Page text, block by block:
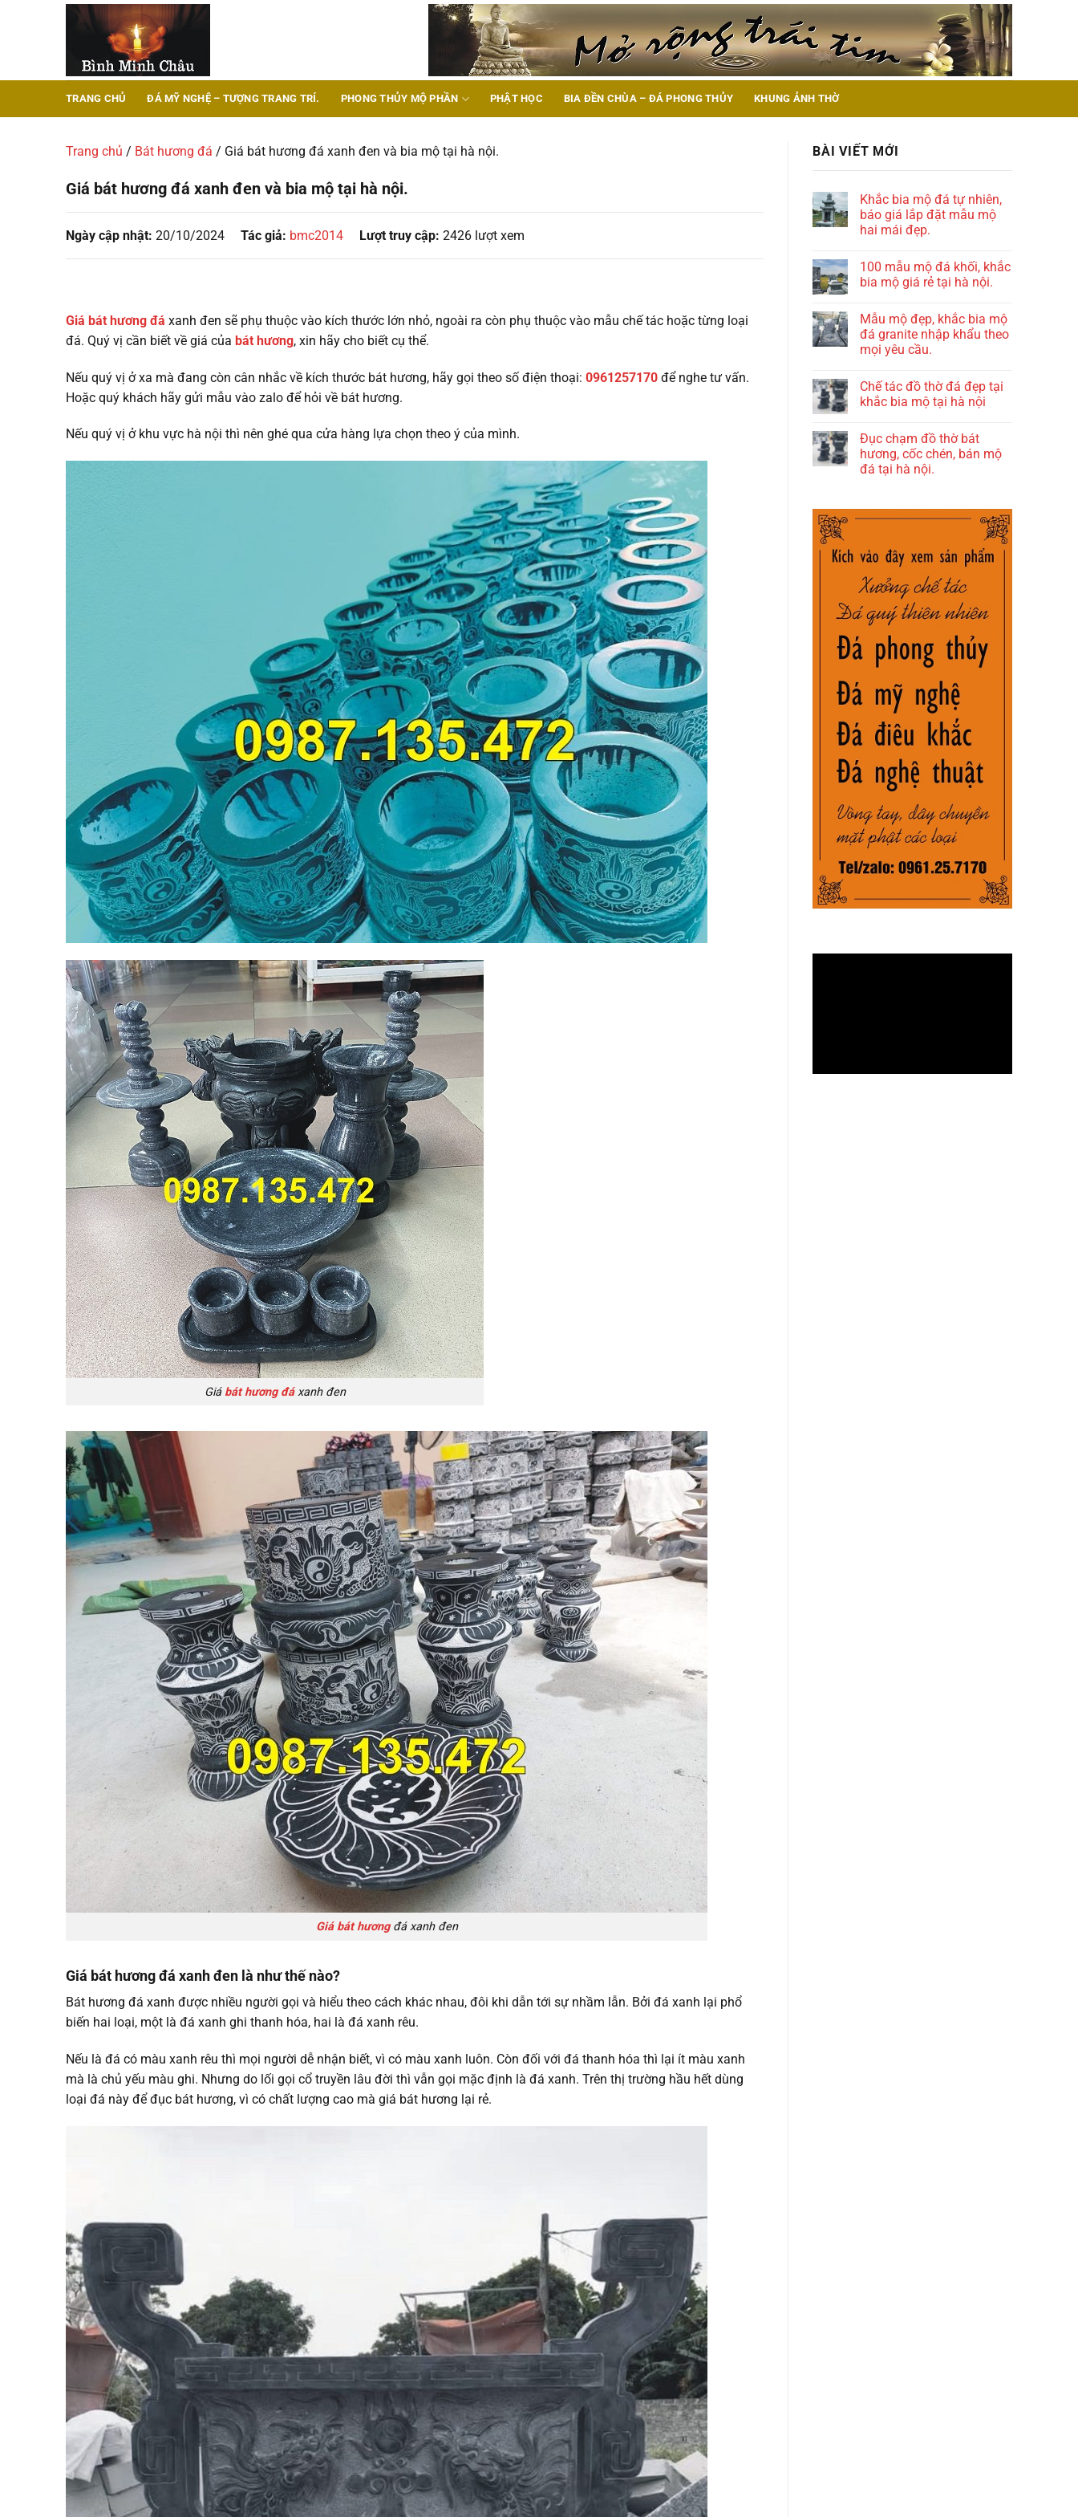
TRANG CHỦ ĐÁ MỸ NGHỆ – TƯỢNG TRANG TRÍ. PHONG THỦY MỘ PHẦN PHẬT HỌC BIA ĐỀN CHÙA – ĐÁ PHONG THỦY KHUNG ẢNH THỜ
Trang chủ / Bát hương đá / Giá bát hương đá xanh đen và bia mộ tại hà nội.
Giá bát hương đá xanh đen và bia mộ tại hà nội.
Ngày cập nhật: 20/10/2024 Tác giả: bmc2014 Lượt truy cập: 2426 lượt xem
Giá bát hương đá xanh đen sẽ phụ thuộc vào kích thước lớn nhỏ, ngoài ra còn phụ thuộc vào mẫu chế tác hoặc từng loại
đá. Quý vị cần biết về giá của bát hương, xin hãy cho biết cụ thể.
Nếu quý vị ở xa mà đang còn cân nhắc về kích thước bát hương, hãy gọi theo số điện thoại: 0961257170 để nghe tư vấn.
Hoặc quý khách hãy gửi mẫu vào zalo để hỏi về bát hương.
Nếu quý vị ở khu vực hà nội thì nên ghé qua cửa hàng lựa chọn theo ý của mình.
Giá bát hương đáxanh đen
Giá bát hươngđá xanh đen
Giá bát hương đá xanh đen là như thế nào?
Bát hương đá xanh được nhiều người gọi và hiểu theo cách khác nhau, đôi khi dẫn tới sự nhầm lẫn. Bởi đá xanh lại phổ
biến hai loại, một là đá xanh ghi thanh hóa, hai là đá xanh rêu.
Nếu là đá có màu xanh rêu thì mọi người dễ nhận biết, vì có màu xanh luôn. Còn đối với đá thanh hóa thì lại ít màu xanh
mà là chủ yếu màu ghi. Nhưng do lối gọi cổ truyền lâu đời thì vẫn gọi mặc định là đá xanh. Trên thị trường hầu hết dùng
loại đá này để đục bát hương, vì có chất lượng cao mà giá bát hương lại rẻ.
BÀI VIẾT MỚI
Khắc bia mộ đá tự nhiên,
báo giá lắp đặt mẫu mộ
hai mái đẹp.
100 mẫu mộ đá khối, khắc
bia mộ giá rẻ tại hà nội.
Mẫu mộ đẹp, khắc bia mộ
đá granite nhập khẩu theo
mọi yêu cầu.
Chế tác đồ thờ đá đẹp tại
khắc bia mộ tại hà nội
Đục chạm đồ thờ bát
hương, cốc chén, bán mộ
đá tại hà nội.